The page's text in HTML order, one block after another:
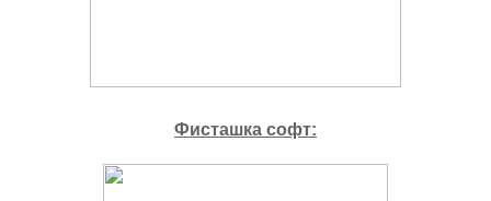
Фисташка софт: